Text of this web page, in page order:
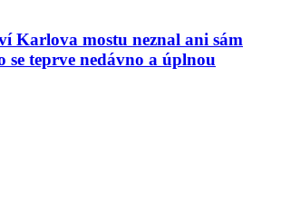
Karlova mostu neznal ani sám
teprve nedávno a úplnou